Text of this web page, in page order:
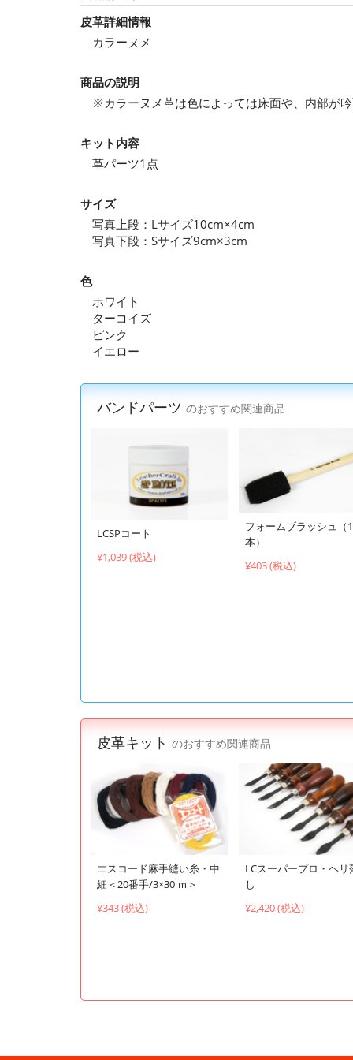
皮革詳細情報
カラーヌメ
商品の説明
※カラーヌメ革は色によっては床面や、内部が
キット内容
革パーツ1点
サイズ
写真上段：Lサイズ10cm×4cm
写真下段：Sサイズ9cm×3cm
色
ホワイト
ターコイズ
ピンク
イエロー
バンドパーツ のおすすめ関連商品
LCSPコート
¥1,039 (税込)
フォームブラッシュ（1
本）
¥403 (税込)
皮革キット のおすすめ関連商品
エスコード麻手縫い糸・中
細＜20番手/3×30 ｍ＞
¥343 (税込)
LCスーパープロ・ヘリ
し
¥2,420 (税込)